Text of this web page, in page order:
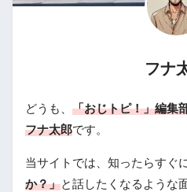
フナ
どうも、 「おじトピ！」編集
フナ太郎です。
当サイトでは、知ったらすぐ
か？」と話したくなるような